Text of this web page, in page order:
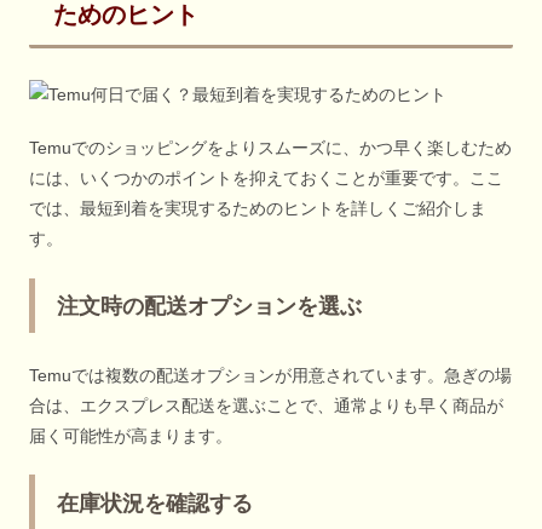
ためのヒント
Temuでのショッピングをよりスムーズに、かつ早く楽しむため
には、いくつかのポイントを抑えておくことが重要です。ここ
では、最短到着を実現するためのヒントを詳しくご紹介しま
す。
注文時の配送オプションを選ぶ
Temuでは複数の配送オプションが用意されています。急ぎの場
合は、エクスプレス配送を選ぶことで、通常よりも早く商品が
届く可能性が高まります。
在庫状況を確認する